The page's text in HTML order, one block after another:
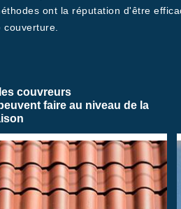
ont la réputation d'être
couverture.
couvreurs
faire au niveau de la